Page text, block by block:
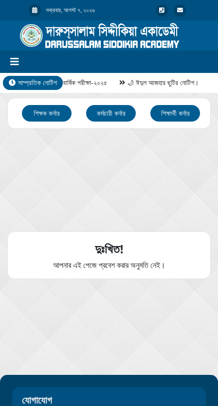
শুক্রবার, আগস্ট ৭, ২০২৬
সাম্প্রতিক নোটিশ বার্ষিক পরীক্ষা-২০২৫ 🌙 ঈদুল আজহার ছুটির নোটিশ।
শিক্ষক কর্নার কর্মচারী কর্নার শিক্ষার্থী কর্নার
দুঃখিত!
আপনার এই পেজে প্রবেশ করার অনুমতি নেই।
যোগাযোগ